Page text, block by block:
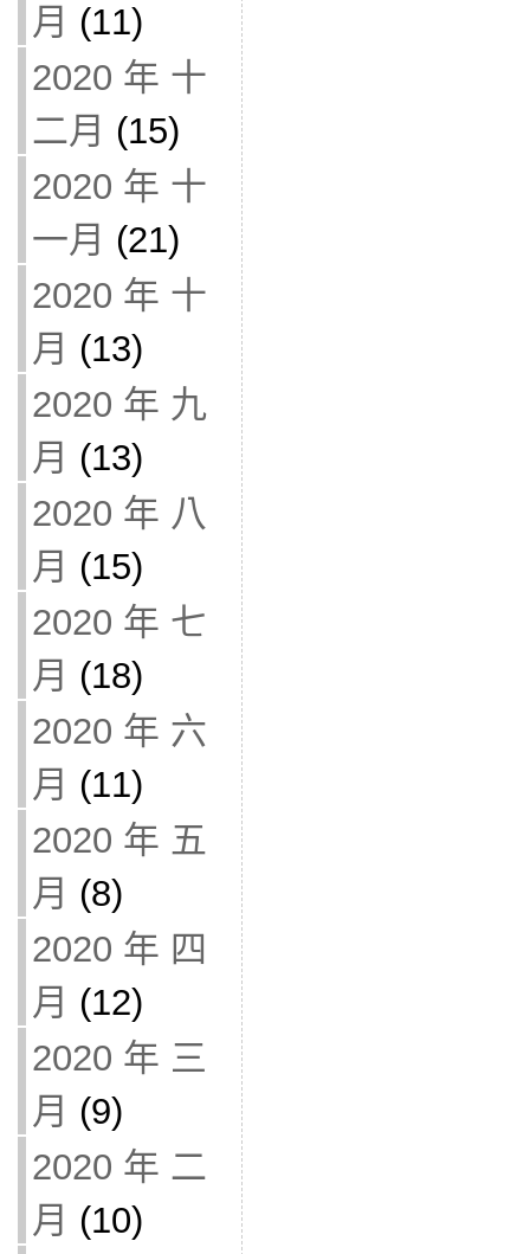
月 (11)
2020 年 十
二月 (15)
2020 年 十
一月 (21)
2020 年 十
月 (13)
2020 年 九
月 (13)
2020 年 八
月 (15)
2020 年 七
月 (18)
2020 年 六
月 (11)
2020 年 五
月 (8)
2020 年 四
月 (12)
2020 年 三
月 (9)
2020 年 二
月 (10)